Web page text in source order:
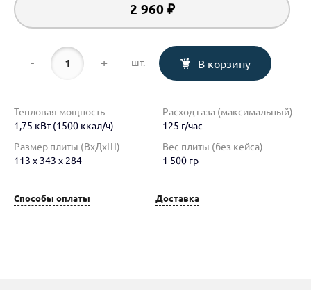
2 960 ₽
- + шт. В корзину
Тепловая мощность
1,75 кВт (1500 ккал/ч)
Расход газа (максимальный)
125 г/час
Размер плиты (ВхДхШ)
113 х 343 х 284
Вес плиты (без кейса)
1 500 гр
Способы оплаты Доставка